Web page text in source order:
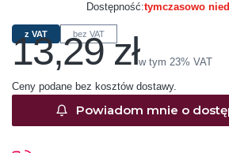
Dostępność:tymczasowo
z VAT bez VAT
Cena
13,29 złw tym 23% VAT
w tym 23% VAT
Ceny podane bez kosztów dostawy.
Powiadom mnie o